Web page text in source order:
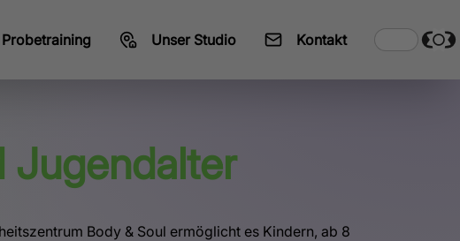
Probetraining Unser Studio Kontakt
Jugendalter
Body & Soul ermöglicht es Kindern, ab 8